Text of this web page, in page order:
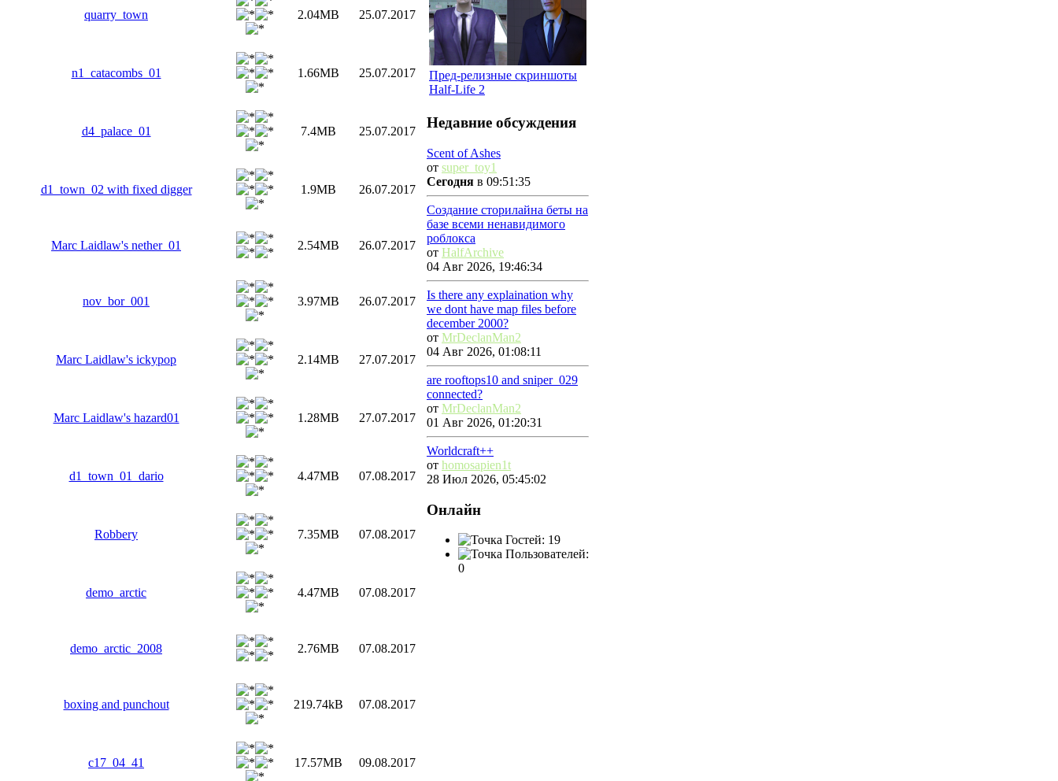
quarry_town 2.04MB 25.07.2017
n1_catacombs_01 1.66MB 25.07.2017
d4_palace_01 7.4MB 25.07.2017
d1_town_02 with fixed digger 1.9MB 26.07.2017
Marc Laidlaw's nether_01 2.54MB 26.07.2017
nov_bor_001 3.97MB 26.07.2017
Marc Laidlaw's ickypop 2.14MB 27.07.2017
Marc Laidlaw's hazard01 1.28MB 27.07.2017
d1_town_01_dario 4.47MB 07.08.2017
Robbery 7.35MB 07.08.2017
demo_arctic 4.47MB 07.08.2017
demo_arctic_2008 2.76MB 07.08.2017
boxing and punchout 219.74kB 07.08.2017
c17_04_41 17.57MB 09.08.2017
Пред-релизные скриншоты
Half-Life 2
Недавние обсуждения
Scent of Ashes
от super_toy1
Сегодня в 09:51:35
Создание сторилайна беты на
базе всеми ненавидимого
роблокса
от HalfArchive
04 Авг 2026, 19:46:34
Is there any explaination why
we dont have map files before
december 2000?
от MrDeclanMan2
04 Авг 2026, 01:08:11
are rooftops10 and sniper_029
connected?
от MrDeclanMan2
01 Авг 2026, 01:20:31
Worldcraft++
от homosapien1t
28 Июл 2026, 05:45:02
Онлайн
Гостей: 19
Пользователей:
0